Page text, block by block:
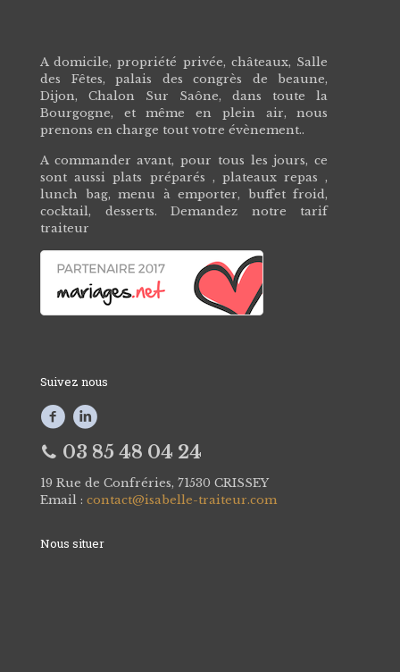
A domicile, propriété privée, châteaux, Salle
des Fêtes, palais des congrès de beaune,
Dijon, Chalon Sur Saône, dans toute la
Bourgogne, et même en plein air, nous
prenons en charge tout votre évènement..
A commander avant, pour tous les jours, ce
sont aussi plats préparés , plateaux repas ,
lunch bag, menu à emporter, buffet froid,
cocktail, desserts. Demandez notre tarif
traiteur
Suivez nous
03 85 48 04 24
19 Rue de Confréries, 71530 CRISSEY
Email : contact@isabelle-traiteur.com
Nous situer